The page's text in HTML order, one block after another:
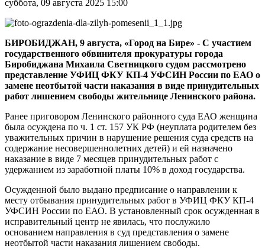
реальный
суббота, 09 августа 2025 15:00
БИРОБИДЖАН, 9 августа, «Город на Бире» - С участием
государственного обвинителя прокуратуры города
Биробиджана Михаила Светницкого судом рассмотрено
представление УФИЦ ФКУ КП-4 УФСИН России по ЕАО о
замене неотбытой части наказания в виде принудительных
работ лишением свободы жительнице Ленинского района.
Ранее приговором Ленинского районного суда ЕАО женщина
была осуждена по ч. 1 ст. 157 УК РФ (неуплата родителем без
уважительных причин в нарушение решения суда средств на
содержание несовершеннолетних детей) и ей назначено
наказание в виде 7 месяцев принудительных работ с
удержанием из заработной платы 10% в доход государства.
Осужденной было выдано предписание о направлении к
месту отбывания принудительных работ в УФИЦ ФКУ КП-4
УФСИН России по ЕАО. В установленный срок осужденная в
исправительный центр не явилась, что послужило
основанием направления в суд представления о замене
неотбытой части наказания лишением свободы.